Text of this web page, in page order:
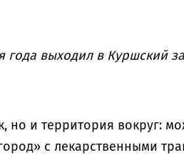
выходил в Куршский
но и территория вокруг:
с лекарственными